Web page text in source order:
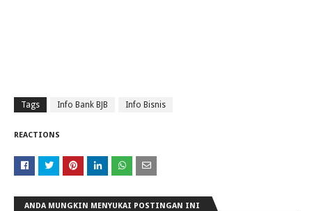
Tags Info Bank BJB Info Bisnis
REACTIONS
ANDA MUNGKIN MENYUKAI POSTINGAN INI